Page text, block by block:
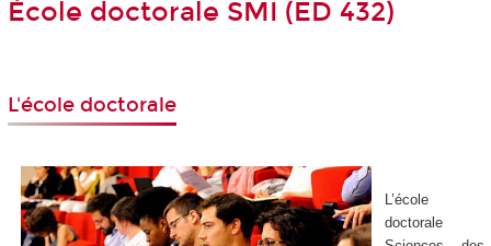
École doctorale SMI (ED 432)
L'école doctorale
L’école
doctorale